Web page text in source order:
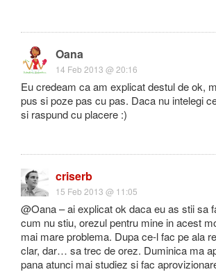
Oana
14 Feb 2013 @ 20:16
Eu credeam ca am explicat destul de ok,
pus si poze pas cu pas. Daca nu intelegi
si raspund cu placere :)
criserb
15 Feb 2013 @ 11:05
@Oana – ai explicat ok daca eu as stii sa
cum nu stiu, orezul pentru mine in acest
mai mare problema. Dupa ce-l fac pe ala
clar, dar… sa trec de orez. Duminica ma
pana atunci mai studiez si fac